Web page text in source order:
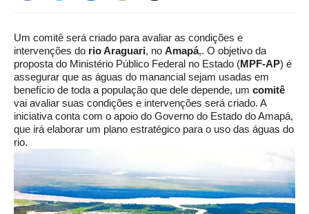
Amazônia
Um comitê será criado para avaliar as condições e
intervenções do rio Araguari, no Amapá,. O objetivo da
proposta do Ministério Público Federal no Estado (MPF-AP) é
assegurar que as águas do manancial sejam usadas em
benefício de toda a população que dele depende, um comitê
vai avaliar suas condições e intervenções será criado. A
iniciativa conta com o apoio do Governo do Estado do Amapá,
que irá elaborar um plano estratégico para o uso das águas do
rio.